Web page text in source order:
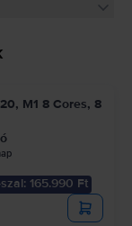
M1 8 Cores, 8
165.990 Ft